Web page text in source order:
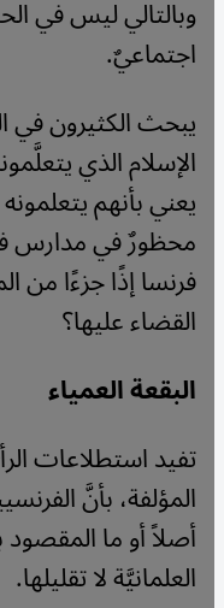
وبالتالي ليس في
اجتماعيٌ.
يبحث الكثيرون
الإسلام الذي
يعني بأنهم
محظورٌ في مدارس
فرنسا إذًا جزءًا من
القضاء عليها؟
البقعة العمياء
تفيد استطلاعات
المؤلفة، بأنَّ
أصلاً أو ما
العلمانيَّة لا تقليلها.